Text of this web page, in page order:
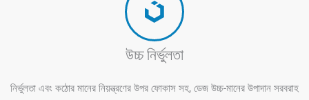
উচ্চ নির্ভুলতা
নির্ভুলতা এবং কঠোর মানের নিয়ন্ত্রণের উপর ফোকাস সহ, ডেজ উচ্চ-মানের উপাদান সরবরাহ